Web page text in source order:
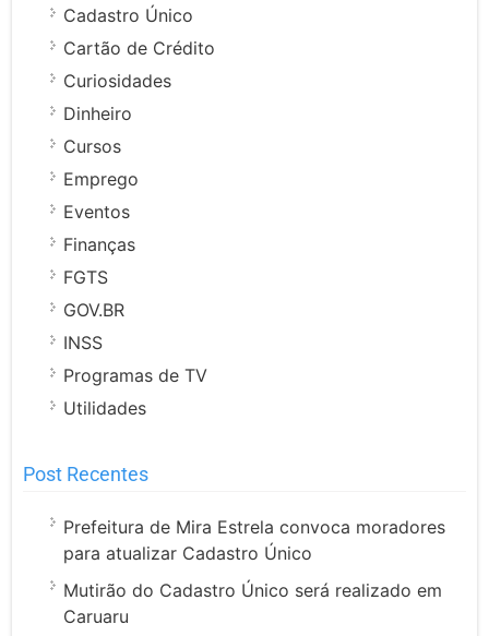
Cadastro Único
Cartão de Crédito
Curiosidades
Dinheiro
Cursos
Emprego
Eventos
Finanças
FGTS
GOV.BR
INSS
Programas de TV
Utilidades
Post Recentes
Prefeitura de Mira Estrela convoca moradores
para atualizar Cadastro Único
Mutirão do Cadastro Único será realizado em
Caruaru